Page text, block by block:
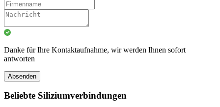
Danke für Ihre Kontaktaufnahme, wir werden Ihnen sofort
antworten
Absenden
Beliebte Siliziumverbindungen